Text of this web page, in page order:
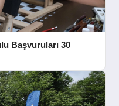
Başvuruları 30